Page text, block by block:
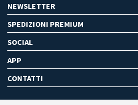
NEWSLETTER
SPEDIZIONI PREMIUM
SOCIAL
APP
CONTATTI